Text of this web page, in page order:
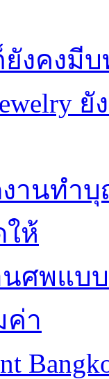
งคงมี
านทำ
ให้
ศพแบ
ค่า